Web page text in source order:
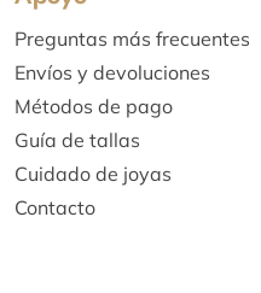
Preguntas más frecuentes
Envíos y devoluciones
Métodos de pago
Guía de tallas
Cuidado de joyas
Contacto